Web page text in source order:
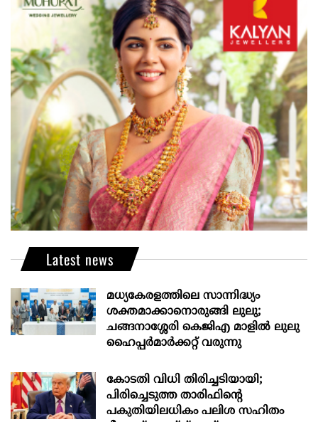
Latest news
മധ്യകേരളത്തിലെ സാന്നിദ്ധ്യം
ശക്തമാക്കാനൊരുങ്ങി ലുലു;
ചങ്ങനാശ്ശേരി കെജിഎ മാളിൽ ലുലു
ഹൈപ്പർമാർക്കറ്റ് വരുന്നു
കോടതി വിധി തിരിച്ചടിയായി;
പിരിച്ചെടുത്ത താരിഫിന്‍റെ
പകുതിയിലധികം പലിശ സഹിതം